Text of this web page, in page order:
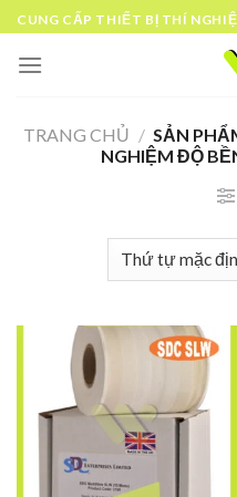
Skip
to
content
CUNG CẤP THIẾT BỊ THÍ
TRANG CHỦ / SẢN
NGHIỆM ĐỘ